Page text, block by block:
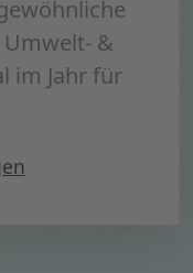
&
im Jahr für
Winterfestival